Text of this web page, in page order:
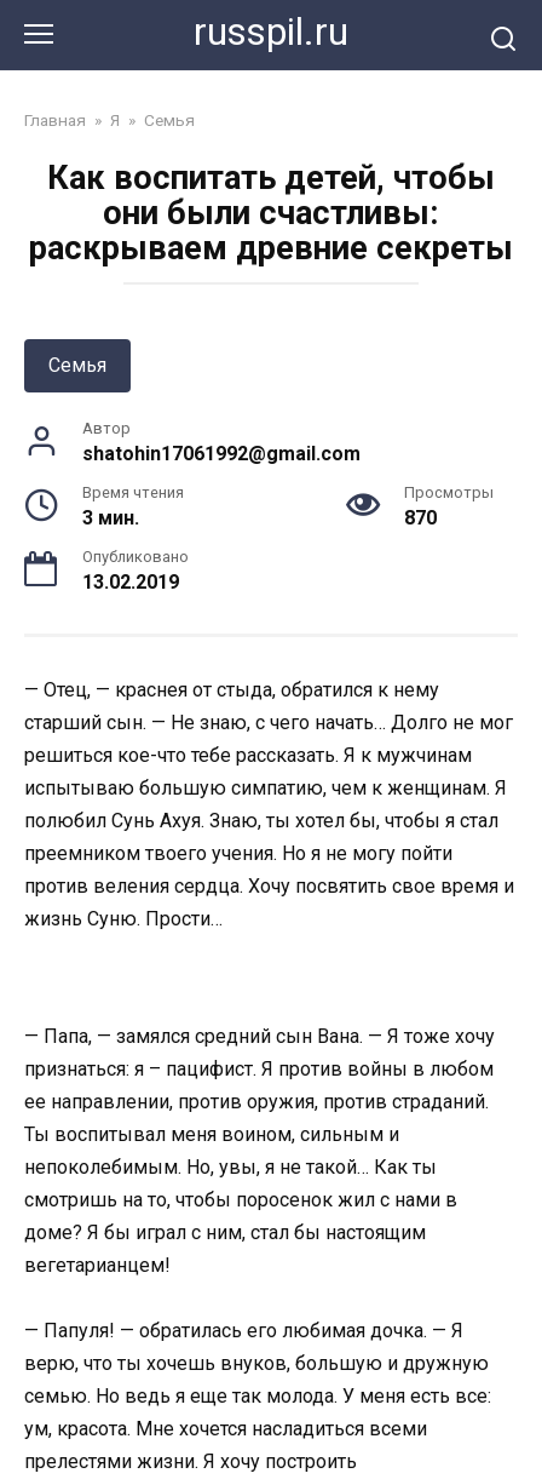
контенту
russpil.ru
Главная » Я » Семья
Как воспитать детей, чтобы
они были счастливы:
раскрываем древние секреты
Семья
Автор
shatohin17061992@gmail.com
Время чтения
3 мин.
Просмотры
870
Опубликовано
13.02.2019
— Отец, — краснея от стыда, обратился к нему
старший сын. — Не знаю, с чего начать… Долго не мог
решиться кое-что тебе рассказать. Я к мужчинам
испытываю большую симпатию, чем к женщинам. Я
полюбил Сунь Ахуя. Знаю, ты хотел бы, чтобы я стал
преемником твоего учения. Но я не могу пойти
против веления сердца. Хочу посвятить свое время и
жизнь Суню. Прости…
— Папа, — замялся средний сын Вана. — Я тоже хочу
признаться: я – пацифист. Я против войны в любом
ее направлении, против оружия, против страданий.
Ты воспитывал меня воином, сильным и
непоколебимым. Но, увы, я не такой… Как ты
смотришь на то, чтобы поросенок жил с нами в
доме? Я бы играл с ним, стал бы настоящим
вегетарианцем!
— Папуля! — обратилась его любимая дочка. — Я
верю, что ты хочешь внуков, большую и дружную
семью. Но ведь я еще так молода. У меня есть все:
ум, красота. Мне хочется насладиться всеми
прелестями жизни. Я хочу построить